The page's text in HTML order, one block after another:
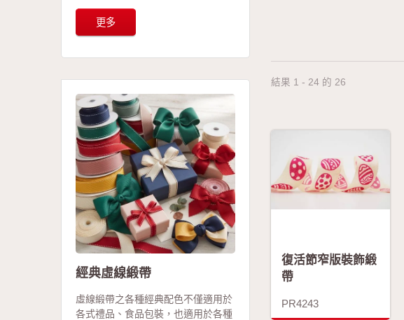
更多
經典虛線緞帶
虛線緞帶之各種經典配色不僅適用於
各式禮品、食品包裝，也適用於各種
結果 1 - 24 的 26
復活節窄版裝飾緞
帶
PR4243